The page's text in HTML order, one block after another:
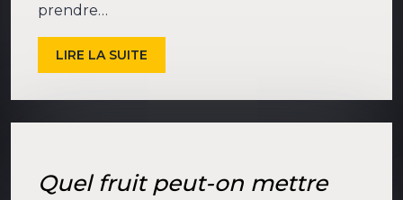
prendre…
LIRE LA SUITE
Quel fruit peut-on mettre